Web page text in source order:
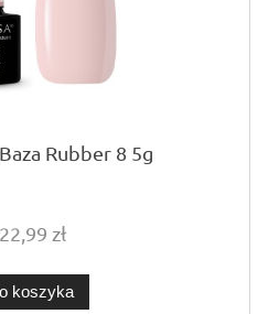
Rubber 8 5g
22,99 zł
koszyka